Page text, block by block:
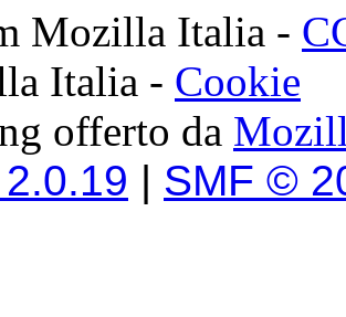
Mozilla Italia -
Italia - Cookie
offerto da
| SMF ©